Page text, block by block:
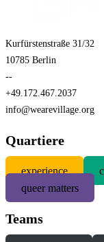
Kurfürstenstraße 31/32
10785 Berlin
--
+49.172.467.2037
info@wearevillage.org
Quartiere
experience
queer matters
Teams